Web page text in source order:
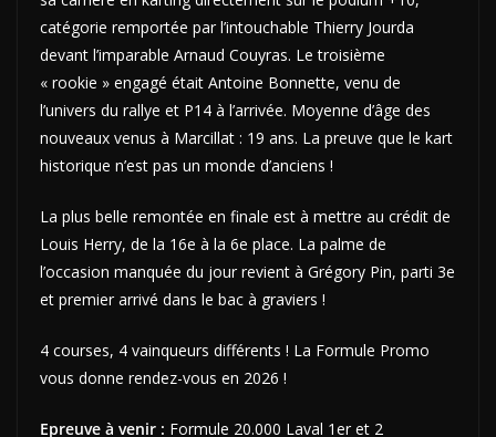
catégorie remportée par l’intouchable Thierry Jourda
devant l’imparable Arnaud Couyras. Le troisième
« rookie » engagé était Antoine Bonnette, venu de
l’univers du rallye et P14 à l’arrivée. Moyenne d’âge des
nouveaux venus à Marcillat : 19 ans. La preuve que le kart
historique n’est pas un monde d’anciens !
La plus belle remontée en finale est à mettre au crédit de
Louis Herry, de la 16e à la 6e place. La palme de
l’occasion manquée du jour revient à Grégory Pin, parti 3e
et premier arrivé dans le bac à graviers !
4 courses, 4 vainqueurs différents ! La Formule Promo
vous donne rendez-vous en 2026 !
Epreuve à venir : Formule 20.000 Laval 1er et 2